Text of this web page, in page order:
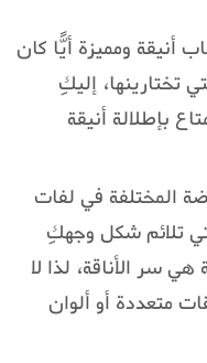
ومميزة أيًّا كان
إليكِ
بإطلالة أنيقة
المختلفة في لفات
تلائم شكل وجهكِ
سر الأناقة، لذا لا
متعددة أو ألوان